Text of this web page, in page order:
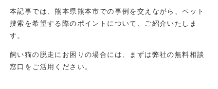
本記事では、熊本県熊本市での事例を交えながら、ペット
捜索を希望する際のポイントについて、ご紹介いたしま
す。
飼い猫の脱走にお困りの場合には、まずは弊社の無料相談
窓口をご活用ください。